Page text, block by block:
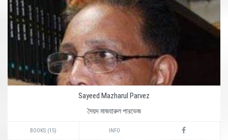
Sayeed Mazharul Parvez
সৈয়দ মাজহারুল পারভেজ
BOOKS (15) INFO